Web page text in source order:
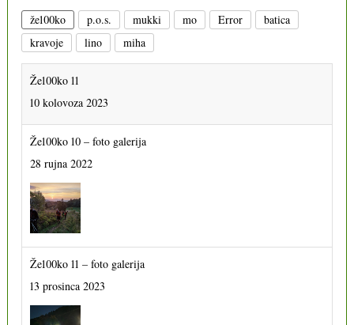
že100ko p.o.s. mukki mo Error
batica
kravoje
lino miha
Že100ko 11
10 kolovoza 2023
Že100ko 10 – foto galerija
28 rujna 2022
Že100ko 11 – foto galerija
13 prosinca 2023